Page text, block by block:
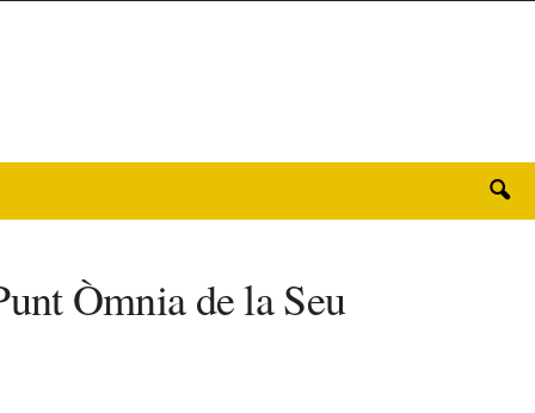
Òmnia de la Seu